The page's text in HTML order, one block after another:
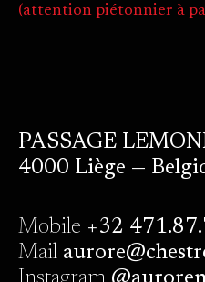
(attention piétonnier à
PASSAGE
4000 Liège —
Mobile +32
Mail